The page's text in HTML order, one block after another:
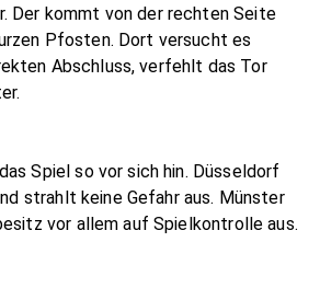
Der kommt von der rechten Seite
Pfosten. Dort versucht es
Abschluss, verfehlt das Tor
Spiel so vor sich hin. Düsseldorf
strahlt keine Gefahr aus. Münster
vor allem auf Spielkontrolle aus.